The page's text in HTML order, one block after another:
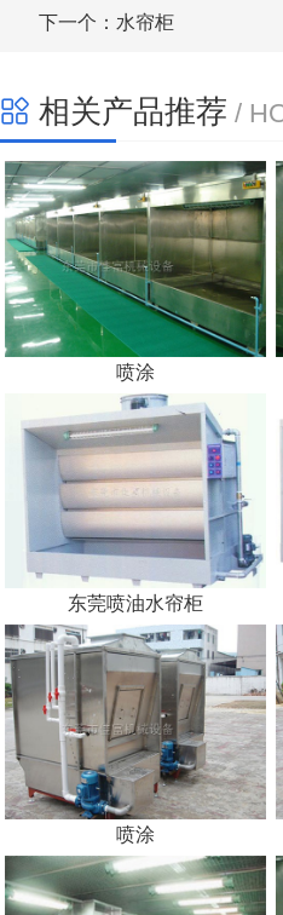
下一个：水帘柜
相关产品推荐 /
喷涂
东莞喷油水帘柜
喷涂